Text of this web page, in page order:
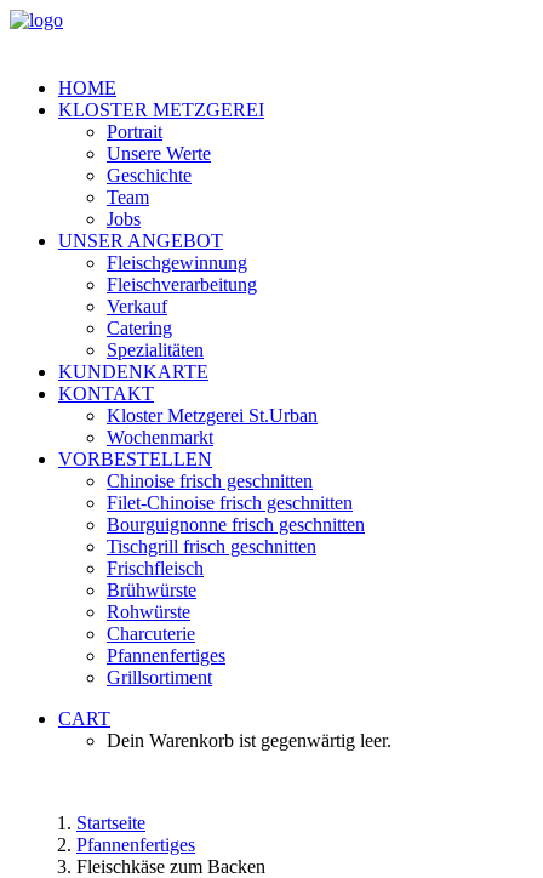
HOME
KLOSTER METZGEREI
Portrait
Unsere Werte
Geschichte
Team
Jobs
UNSER ANGEBOT
Fleischgewinnung
Fleischverarbeitung
Verkauf
Catering
Spezialitäten
KUNDENKARTE
KONTAKT
Kloster Metzgerei St.Urban
Wochenmarkt
VORBESTELLEN
Chinoise frisch geschnitten
Filet-Chinoise frisch geschnitten
Bourguignonne frisch geschnitten
Tischgrill frisch geschnitten
Frischfleisch
Brühwürste
Rohwürste
Charcuterie
Pfannenfertiges
Grillsortiment
CART
Dein Warenkorb ist gegenwärtig leer.
Startseite
Pfannenfertiges
Fleischkäse zum Backen